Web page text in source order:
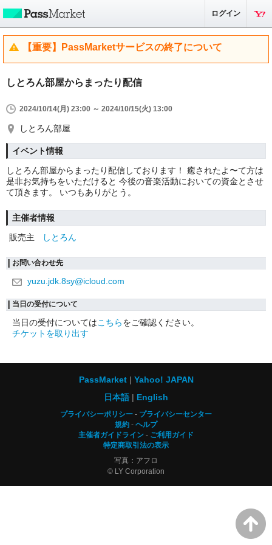
ログイン
【重要】PassMarketサービスの終了について
しとろん部屋からまったり配信
2024/10/14(月) 23:00 ～ 2024/10/15(火) 13:00
しとろん部屋
イベント情報
しとろん部屋からまったり配信しております！ 癒されたよ〜て方は
是非お気持ちをいただけると 今後の音楽活動においての資金とさせ
て頂きます。 いつもありがとう。
主催者情報
販売主
しとろん
お問い合わせ先
yuzu.jdk.8sy@icloud.com
当日の受付について
当日の受付についてはこちらをご確認ください。
チケットを取り出す
PassMarket
Yahoo! JAPAN
日本語
English
プライバシーポリシー
プライバシーセンター
規約
ヘルプ
主催者ガイドライン
ご利用ガイド
特定商取引法の表示
写真：アフロ
© LY Corporation